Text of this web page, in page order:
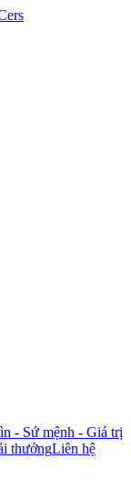
- Sứ mệnh - Giá trị
thưởngLiên hệ